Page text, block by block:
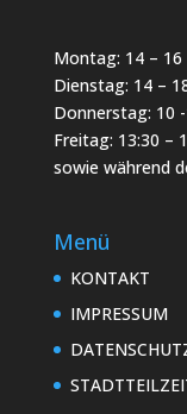
Montag: 14 – 16
Dienstag: 14 –
Donnerstag: 10
Freitag: 13:30 –
sowie während
Menü
KONTAKT
IMPRESSUM